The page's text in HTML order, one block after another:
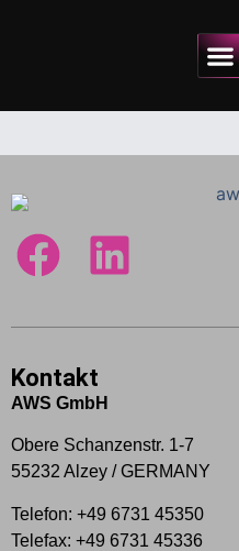
Kontakt
AWS GmbH
Obere Schanzenstr. 1-7
55232 Alzey / GERMANY
Telefon: +49 6731 45350
Telefax: +49 6731 45336